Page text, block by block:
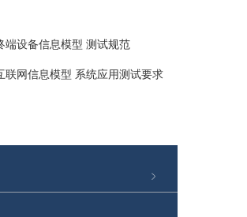
端设备信息模型 测试规范
联网信息模型 系统应用测试要求